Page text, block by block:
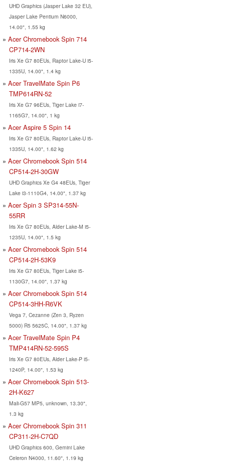
UHD Graphics (Jasper Lake 32 EU),
Jasper Lake Pentium N6000,
14.00", 1.55 kg
Acer Chromebook Spin 714
CP714-2WN
Iris Xe G7 80EUs, Raptor Lake-U i5-
1335U, 14.00", 1.4 kg
Acer TravelMate Spin P6
TMP614RN-52
Iris Xe G7 96EUs, Tiger Lake i7-
1165G7, 14.00", 1 kg
Acer Aspire 5 Spin 14
Iris Xe G7 80EUs, Raptor Lake-U i5-
1335U, 14.00", 1.62 kg
Acer Chromebook Spin 514
CP514-2H-30GW
UHD Graphics Xe G4 48EUs, Tiger
Lake i3-1110G4, 14.00", 1.37 kg
Acer Spin 3 SP314-55N-
55RR
Iris Xe G7 80EUs, Alder Lake-M i5-
1235U, 14.00", 1.5 kg
Acer Chromebook Spin 514
CP514-2H-53K9
Iris Xe G7 80EUs, Tiger Lake i5-
1130G7, 14.00", 1.37 kg
Acer Chromebook Spin 514
CP514-3HH-R6VK
Vega 7, Cezanne (Zen 3, Ryzen
5000) R5 5625C, 14.00", 1.37 kg
Acer TravelMate Spin P4
TMP414RN-52-595S
Iris Xe G7 80EUs, Alder Lake-P i5-
1240P, 14.00", 1.53 kg
Acer Chromebook Spin 513-
2H-K627
Mali-G57 MP5, unknown, 13.30",
1.3 kg
Acer Chromebook Spin 311
CP311-2H-C7QD
UHD Graphics 600, Gemini Lake
Celeron N4000, 11.60", 1.19 kg